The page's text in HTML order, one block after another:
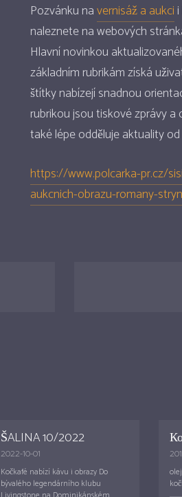
Pozvánku navernisáž a aukci
naleznete na webových
Hlavní novinkou
základním rubrikám získá
štítky nabízejí snadnou
rubrikou jsou tiskové zprávy
také lépe odděluje aktuality
https://www.polcarka-pr.cz/
aukcnich-obrazu-romany-
ŠALINA 10/2022
2022-10-01
Kočkafé nabízí kávu i obrazy Do
bývalého legendárního klubu